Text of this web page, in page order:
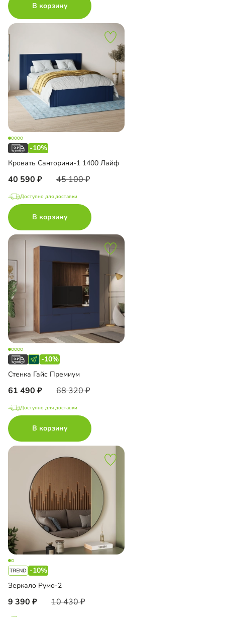
В корзину
-10%
Кровать Санторини-1 1400 Лайф
40 590 45 100
Доступно для доставки
В корзину
-10%
Стенка Гайс Премиум
61 490 68 320
Доступно для доставки
В корзину
-10%
Зеркало Румо-2
9 390 10 430